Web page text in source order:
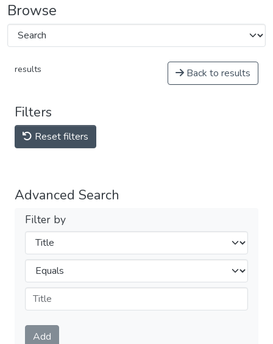
Browse
results Back to results
Filters
Reset filters
Advanced Search
Filter by
Filters
Operators
Submit
Add